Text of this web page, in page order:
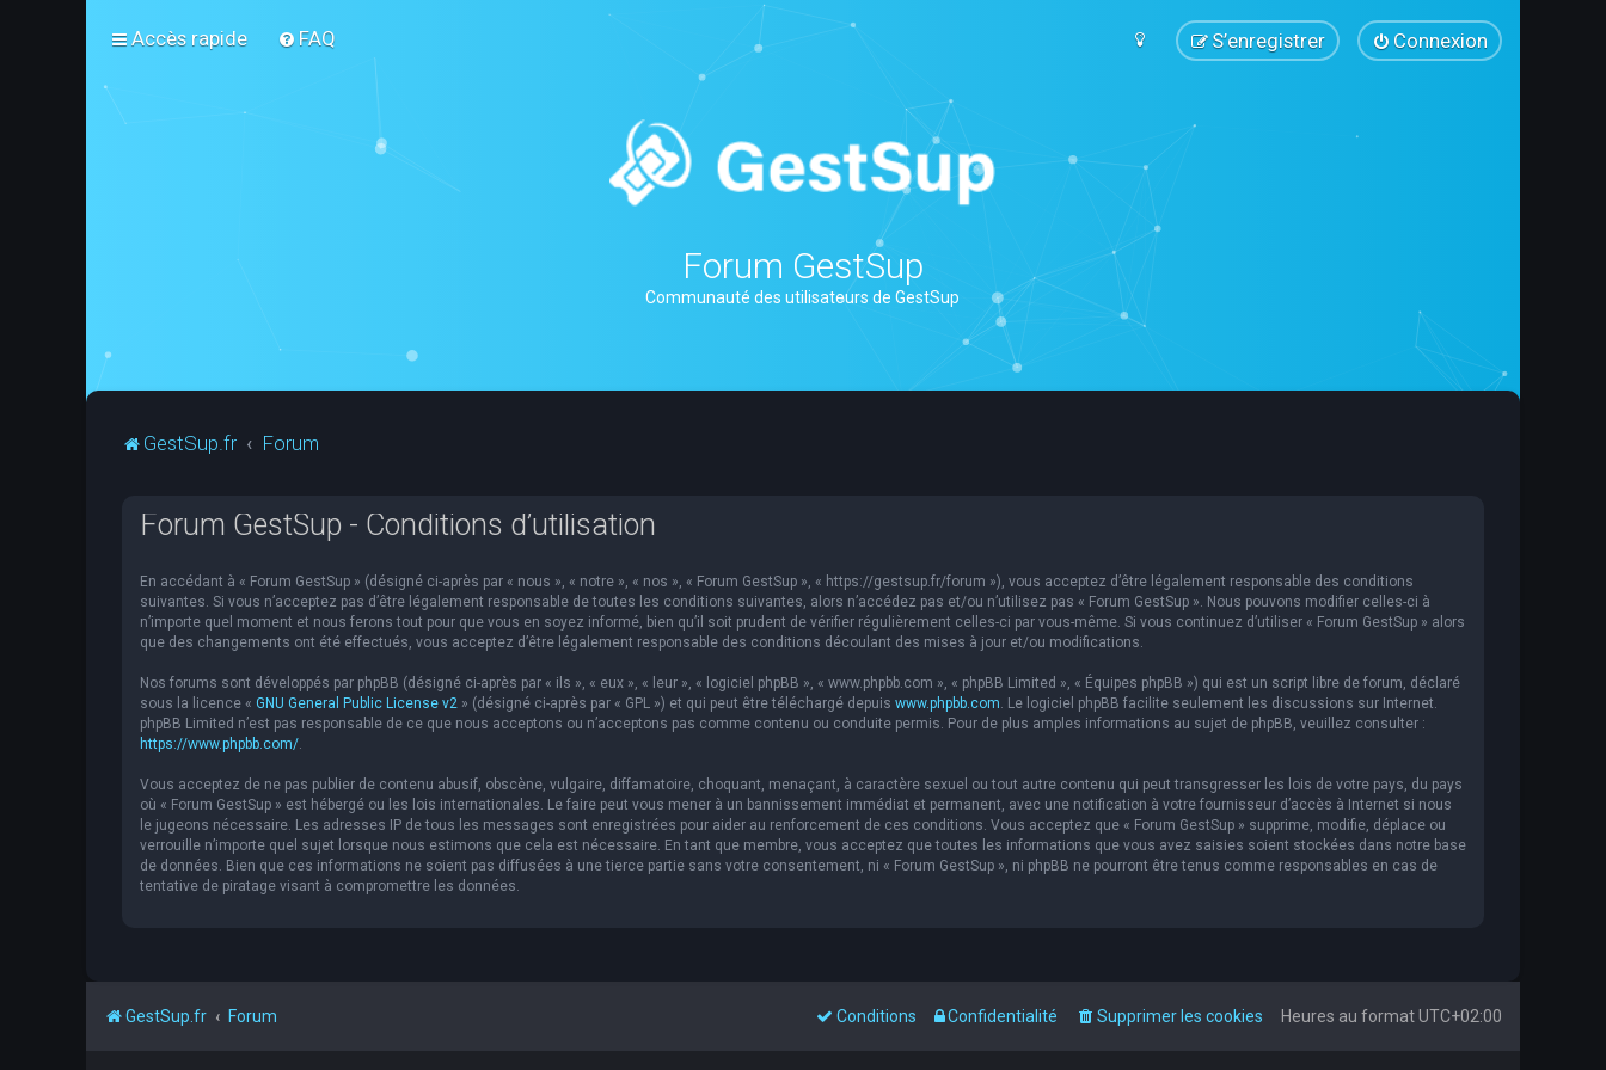
Accès rapide FAQ Connexion
S’enregistrer
Forum GestSup
Communauté des utilisateurs de GestSup
GestSup.fr Forum
Forum GestSup - Conditions d’utilisation
En accédant à « Forum GestSup » (désigné ci-après par « nous », « notre », « nos », « Forum GestSup », « https://gestsup.fr/forum »), vous acceptez d’être légalement responsable des conditions
suivantes. Si vous n’acceptez pas d’être légalement responsable de toutes les conditions suivantes, alors n’accédez pas et/ou n’utilisez pas « Forum GestSup ». Nous pouvons modifier celles-ci à
n’importe quel moment et nous ferons tout pour que vous en soyez informé, bien qu’il soit prudent de vérifier régulièrement celles-ci par vous-même. Si vous continuez d’utiliser « Forum GestSup » alors
que des changements ont été effectués, vous acceptez d’être légalement responsable des conditions découlant des mises à jour et/ou modifications.
Nos forums sont développés par phpBB (désigné ci-après par « ils », « eux », « leur », « logiciel phpBB », « www.phpbb.com », « phpBB Limited », « Équipes phpBB ») qui est un script libre de forum, déclaré
sous la licence « GNU General Public License v2 » (désigné ci-après par « GPL ») et qui peut être téléchargé depuis www.phpbb.com. Le logiciel phpBB facilite seulement les discussions sur Internet.
phpBB Limited n’est pas responsable de ce que nous acceptons ou n’acceptons pas comme contenu ou conduite permis. Pour de plus amples informations au sujet de phpBB, veuillez consulter :
https://www.phpbb.com/.
Vous acceptez de ne pas publier de contenu abusif, obscène, vulgaire, diffamatoire, choquant, menaçant, à caractère sexuel ou tout autre contenu qui peut transgresser les lois de votre pays, du pays
où « Forum GestSup » est hébergé ou les lois internationales. Le faire peut vous mener à un bannissement immédiat et permanent, avec une notification à votre fournisseur d’accès à Internet si nous
le jugeons nécessaire. Les adresses IP de tous les messages sont enregistrées pour aider au renforcement de ces conditions. Vous acceptez que « Forum GestSup » supprime, modifie, déplace ou
verrouille n’importe quel sujet lorsque nous estimons que cela est nécessaire. En tant que membre, vous acceptez que toutes les informations que vous avez saisies soient stockées dans notre base
de données. Bien que ces informations ne soient pas diffusées à une tierce partie sans votre consentement, ni « Forum GestSup », ni phpBB ne pourront être tenus comme responsables en cas de
tentative de piratage visant à compromettre les données.
GestSup.fr Forum Heures au formatUTC+02:00
Supprimer les cookies
Confidentialité
Conditions